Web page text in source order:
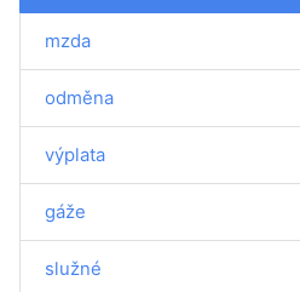
mzda
odměna
výplata
gáže
služné